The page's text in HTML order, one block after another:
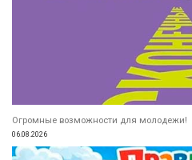
Огромные возможности для молодежи!
06.08.2026